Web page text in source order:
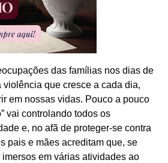
das famílias nos dias de
violência que cresce a cada dia,
em nossas vidas. Pouco a pouco
vai controlando todos os
e, no afã de proteger-se contra
pais e mães acreditam que, se
em várias atividades ao